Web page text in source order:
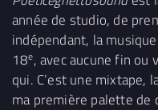
année de studio, de
indépendant, la
18e, avec aucune fin ou
qui. C’est une mixtape,
ma première palette de